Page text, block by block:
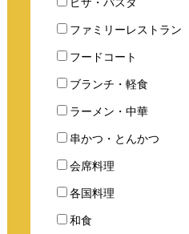
ファミリーレストラン
フードコート
ブランチ・軽食
ラーメン・中華
串かつ・とんかつ
会席料理
各国料理
和食